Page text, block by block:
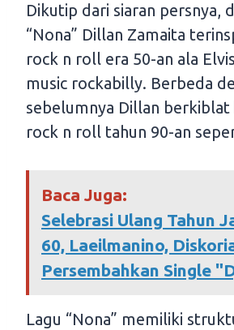
Dikutip dari siaran persnya,
“Nona” Dillan Zamaita
rock n roll era 50-an ala
music rockabilly. Berbeda
sebelumnya Dillan berkiblat
rock n roll tahun 90-an
Baca Juga:
Selebrasi Ulang Tahun
60, Laeilmanino,
Persembahkan Single
Lagu “Nona” memiliki